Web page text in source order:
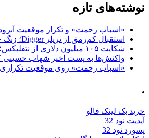
نوشته‌های تازه
«اسباب زحمت» و تکرار موقعیت آبروداری در
استقبال کم‌رمق از تریلر Digger؛ زنگ خطر برای فیلم جدید تام کروز و برادران وارنر
شکایت ۱۰۵ میلیون دلاری از نتفلیکس؛ هارددیسک حاوی فیلم جدید نیکلاس کیج به سرقت رفت
واکنش‌ها به پست اخیر شهاب حسینی
«اسباب زحمت» روی موقعیت تکراری
.
خرید بک لینک فالو
آپدیت نود 32
پسورد نود 32